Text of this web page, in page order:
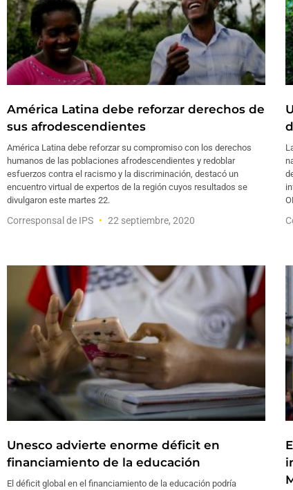
América Latina debe reforzar derechos de
sus afrodescendientes
América Latina debe reforzar su compromiso con los derechos
humanos de las poblaciones afrodescendientes y redoblar
esfuerzos contra el racismo y la discriminación, destacó un
encuentro virtual de expertos de la región cuyos resultados se
divulgaron este martes 22.
Corresponsal de IPS 22 septiembre, 2020
Unesco advierte enorme déficit en
financiamiento de la educación
El déficit global en el financiamiento de la educación podría